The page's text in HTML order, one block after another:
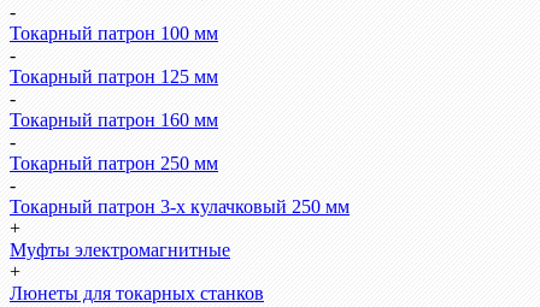
-
Токарный патрон 100 мм
-
Токарный патрон 125 мм
-
Токарный патрон 160 мм
-
Токарный патрон 250 мм
-
Токарный патрон 3-х кулачковый 250 мм
+
Муфты электромагнитные
+
Люнеты для токарных станков